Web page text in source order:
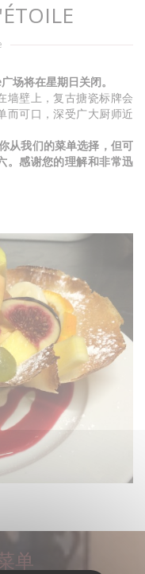
将在星期日关闭。
墙壁上，复古搪瓷标牌会
而可口，深受广大厨师近
从我们的菜单选择，但可
。感谢您的理解和非常迅
单